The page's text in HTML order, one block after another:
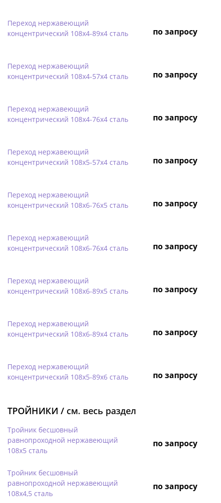
Переход нержавеющий
концентрический 108х4-89х4 сталь
по запросу
Переход нержавеющий
концентрический 108х4-57х4 сталь
по запросу
Переход нержавеющий
концентрический 108х4-76х4 сталь
по запросу
Переход нержавеющий
концентрический 108х5-57х4 сталь
по запросу
Переход нержавеющий
концентрический 108х6-76х5 сталь
по запросу
Переход нержавеющий
концентрический 108х6-76х4 сталь
по запросу
Переход нержавеющий
концентрический 108х6-89х5 сталь
по запросу
Переход нержавеющий
концентрический 108х6-89х4 сталь
по запросу
Переход нержавеющий
концентрический 108х5-89х6 сталь
по запросу
ТРОЙНИКИ / см. весь раздел
Тройник бесшовный
равнопроходной нержавеющий
108х5 сталь
по запросу
Тройник бесшовный
равнопроходной нержавеющий
108х4,5 сталь
по запросу